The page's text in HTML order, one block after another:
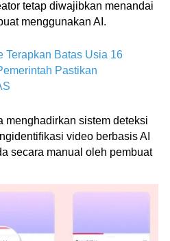
tetap diwajibkan menandai
menggunakan AI.
Terapkan Batas Usia 16
Pastikan
menghadirkan sistem deteksi
video berbasis AI
secara manual oleh pembuat